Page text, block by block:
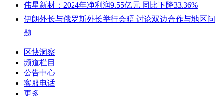
伟星新材：2024年净利润9.55亿元 同比下降33.36%
伊朗外长与俄罗斯外长举行会晤 讨论双边合作与地区问
题
区快洞察
频道栏目
公告中心
客服电话
更多